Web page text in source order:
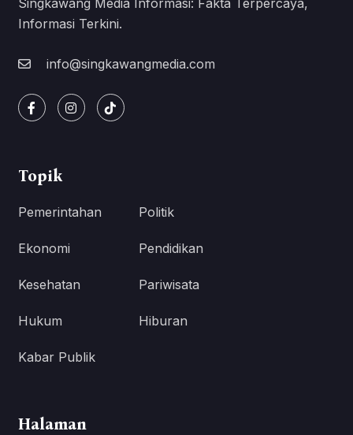
Singkawang Media Informasi: Fakta Terpercaya,
Informasi Terkini.
info@singkawangmedia.com
Topik
Pemerintahan Politik
Ekonomi Pendidikan
Kesehatan Pariwisata
Hukum Hiburan
Kabar Publik
Halaman